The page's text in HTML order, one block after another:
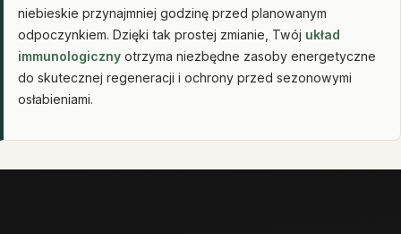
niebieskie przynajmniej godzinę przed planowanym
odpoczynkiem. Dzięki tak prostej zmianie, Twój układ
immunologiczny otrzyma niezbędne zasoby energetyczne
do skutecznej regeneracji i ochrony przed sezonowymi
osłabieniami.